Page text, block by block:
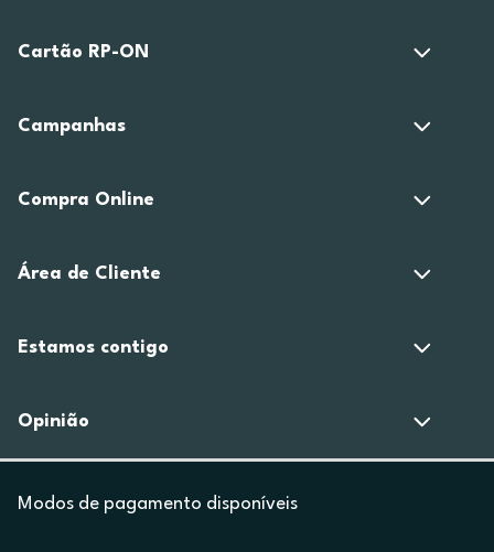
Cartão RP-ON
Campanhas
Compra Online
Área de Cliente
Estamos contigo
Opinião
Modos de pagamento disponíveis